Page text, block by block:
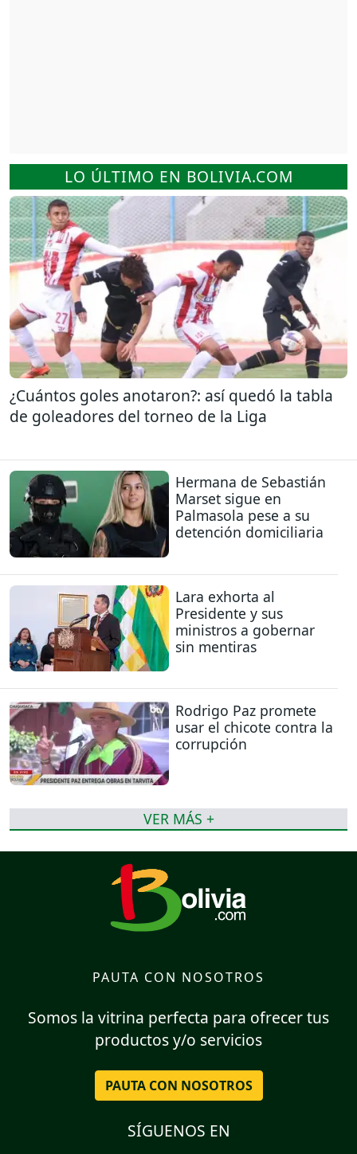
LO ÚLTIMO EN BOLIVIA.COM
¿Cuántos goles anotaron?: así quedó la tabla
de goleadores del torneo de la Liga
Hermana de Sebastián
Marset sigue en
Palmasola pese a su
detención domiciliaria
Lara exhorta al
Presidente y sus
ministros a gobernar
sin mentiras
Rodrigo Paz promete
usar el chicote contra la
corrupción
VER MÁS +
PAUTA CON NOSOTROS
Somos la vitrina perfecta para ofrecer tus
productos y/o servicios
PAUTA CON NOSOTROS
SÍGUENOS EN